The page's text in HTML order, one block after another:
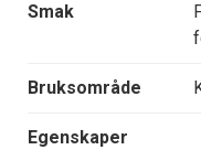
Smak
Bruksområde
Egenskaper